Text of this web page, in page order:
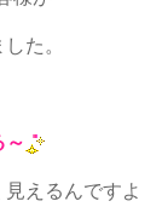
た。
～
えるんですよ